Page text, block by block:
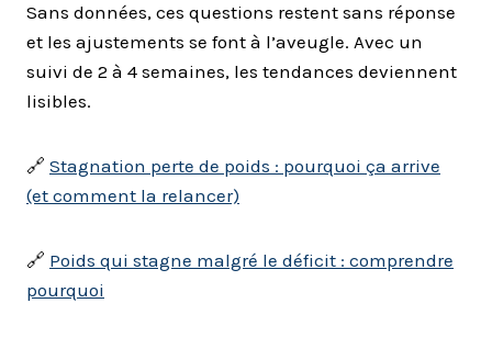
Sans données, ces questions restent sans réponse
et les ajustements se font à l’aveugle. Avec un
suivi de 2 à 4 semaines, les tendances deviennent
lisibles.
🔗 Stagnation perte de poids : pourquoi ça arrive
(et comment la relancer)
🔗 Poids qui stagne malgré le déficit : comprendre
pourquoi